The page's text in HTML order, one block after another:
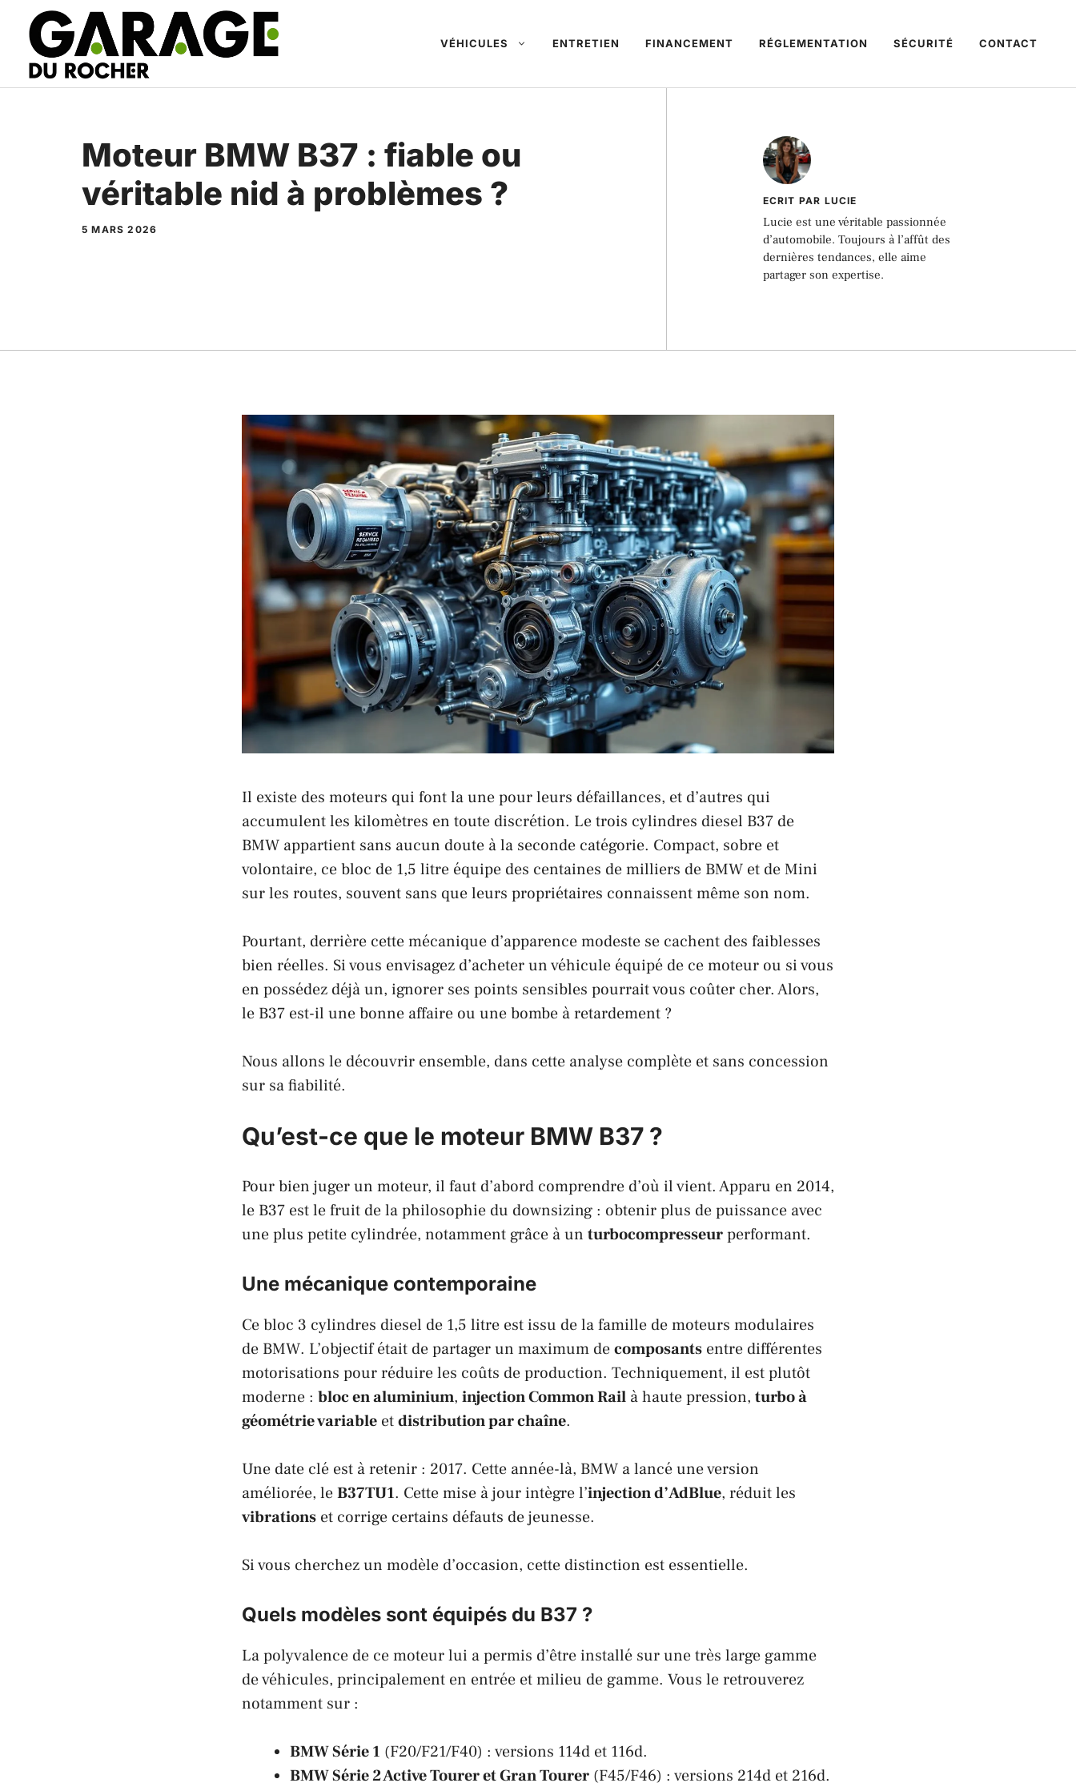
contenu
VÉHICULES ENTRETIEN FINANCEMENT RÉGLEMENTATION SÉCURITÉ CONTACT
Moteur BMW B37 : fiable ou
véritable nid à problèmes ?
5 MARS 2026
ECRIT PAR LUCIE
Lucie est une véritable passionnée
d’automobile. Toujours à l’affût des
dernières tendances, elle aime
partager son expertise.
Il existe des moteurs qui font la une pour leurs défaillances, et d’autres qui
accumulent les kilomètres en toute discrétion. Le trois cylindres diesel B37 de
BMW appartient sans aucun doute à la seconde catégorie. Compact, sobre et
volontaire, ce bloc de 1,5 litre équipe des centaines de milliers de BMW et deMini
sur les routes, souvent sans que leurs propriétaires connaissent même son nom.
Pourtant, derrière cette mécanique d’apparence modeste se cachent des faiblesses
bien réelles. Si vous envisagez d’acheter un véhicule équipé de ce moteur ou si vous
en possédez déjà un, ignorer ses points sensibles pourrait vous coûter cher. Alors,
le B37 est-il une bonne affaire ou une bombe à retardement ?
Nous allons le découvrir ensemble, dans cette analyse complète et sans concession
sur sa fiabilité.
Qu’est-ce que le moteur BMW B37 ?
Pour bien juger un moteur, il faut d’abord comprendre d’où il vient. Apparu en 2014,
le B37 est le fruit de la philosophie du downsizing : obtenir plus de puissance avec
une plus petite cylindrée, notamment grâce à un turbocompresseurperformant.
Une mécanique contemporaine
Ce bloc 3 cylindres diesel de 1,5 litre est issu de la famille de moteurs modulaires
de BMW. L’objectif était de partager un maximum decomposants entre différentes
motorisations pour réduire les coûts de production. Techniquement, il est plutôt
moderne : bloc en aluminium, injection Common Rail à haute pression, turbo à
géométrie variable etdistribution par chaîne.
Une date clé est à retenir : 2017. Cette année-là, BMW a lancé une version
améliorée, leB37TU1. Cette mise à jour intègre l’injection d’AdBlue, réduit les
vibrations et corrige certains défauts de jeunesse.
Si vous cherchez un modèle d’occasion, cette distinction est essentielle.
Quels modèles sont équipés du B37 ?
La polyvalence de ce moteur lui a permis d’être installé sur une très large gamme
de véhicules, principalement en entrée et milieu de gamme. Vous le retrouverez
notamment sur :
BMW Série 1 (F20/F21/F40) : versions 114d et 116d.
BMW Série 2 Active Tourer et Gran Tourer (F45/F46) : versions 214d et 216d.